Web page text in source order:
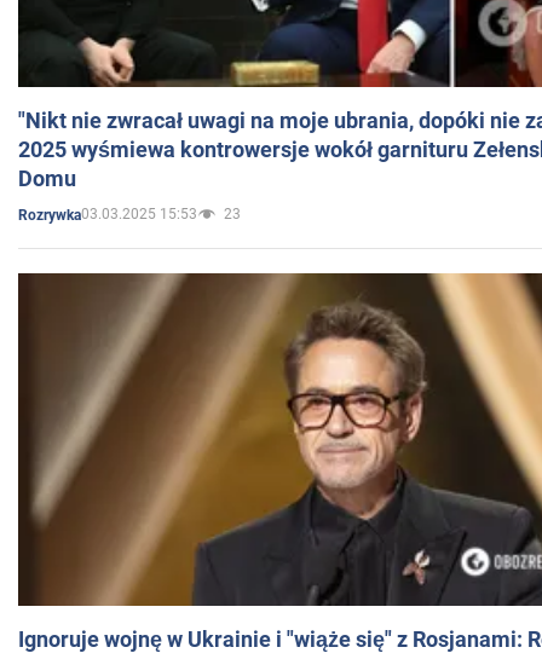
"Nikt nie zwracał uwagi na moje ubrania, dopóki nie
2025 wyśmiewa kontrowersje wokół garnituru
Domu
Rozrywka03.03.2025 15:53 23
Ignoruje wojnę w Ukrainie i "wiąże się" z Rosjanami: